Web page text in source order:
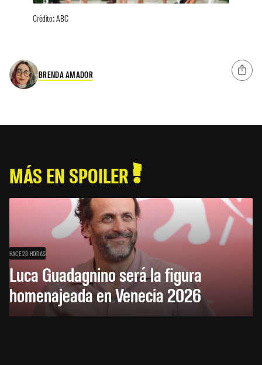
Crédito: ABC
BRENDA AMADOR
MÁS EN SPOILER
HACE 23 HORAS
Luca Guadagnino será la figura
homenajeada en Venecia 2026